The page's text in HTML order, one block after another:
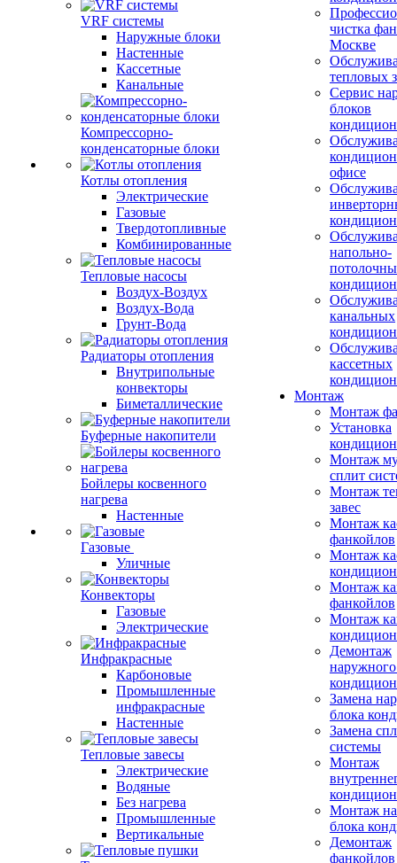
VRF системы
Наружные блоки
Настенные
Кассетные
Канальные
Компрессорно-
конденсаторные блоки
Котлы отопления
Электрические
Газовые
Твердотопливные
Комбинированные
Тепловые насосы
Воздух-Воздух
Воздух-Вода
Грунт-Вода
Радиаторы отопления
Внутрипольные
конвекторы
Биметаллические
Буферные накопители
Бойлеры косвенного
нагрева
Настенные
Газовые
Уличные
Конвекторы
Газовые
Электрические
Инфракрасные
Карбоновые
Промышленные
инфракрасные
Настенные
Тепловые завесы
Электрические
Водяные
Без нагрева
Промышленные
Вертикальные
чистка
Москве
тепловых
Сервис
блоков
офисе
напольно-
канальных
кассетных
Монтаж
Монтаж
Установка
Монтаж
сплит
Монтаж
завес
Монтаж
фанкойлов
Монтаж
Монтаж
фанкойлов
Монтаж
Демонтаж
Замена
блока
Замена
системы
Монтаж
Монтаж
блока
Демонтаж
фанкойлов